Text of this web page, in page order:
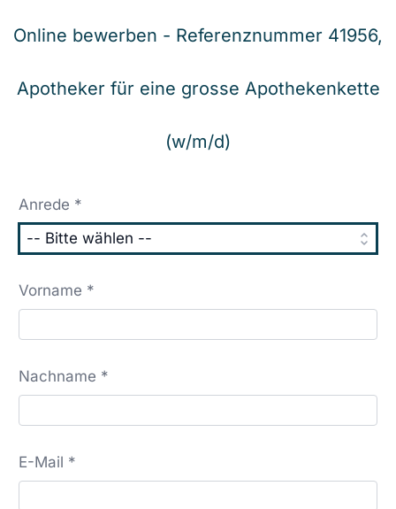
Online bewerben - Referenznummer 41956,
Apotheker für eine grosse Apothekenkette
(w/m/d)
Anrede *
Vorname *
Nachname *
E-Mail *